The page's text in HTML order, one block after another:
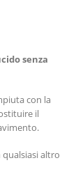
senza
con la
il
qualsiasi altro